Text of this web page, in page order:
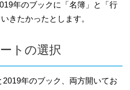
年のブックに「名簿」と「行
きたかったとします。
トの選択
2019年のブック、両方開いてお